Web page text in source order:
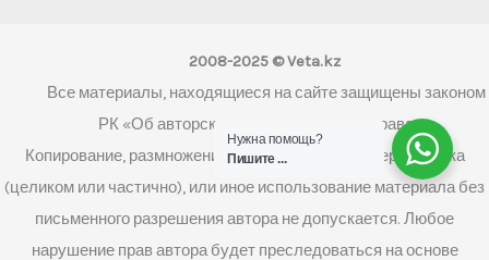
2008-2025 © Veta.kz
Все материалы, находящиеся на сайте защищены законом
РК «Об авторском праве и смежных правах»
Копирование, размножение, распространение, перепечатка
(целиком или частично), или иное использование материала без
письменного разрешения автора не допускается. Любое
нарушение прав автора будет преследоваться на основе
Нужна помощь?
Пишите ...